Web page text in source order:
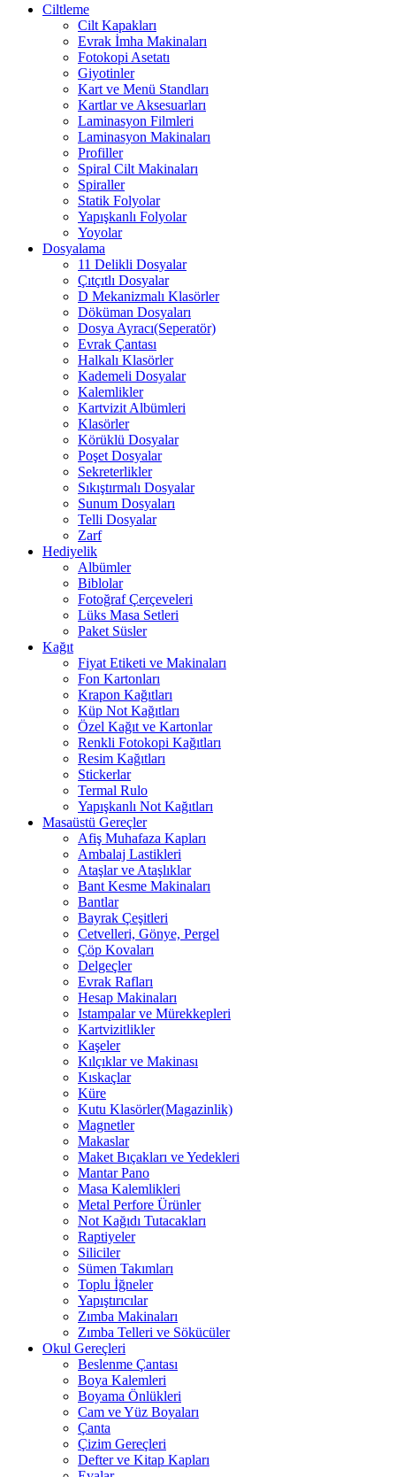
Ciltleme
Cilt Kapakları
Evrak İmha Makinaları
Fotokopi Asetatı
Giyotinler
Kart ve Menü Standları
Kartlar ve Aksesuarları
Laminasyon Filmleri
Laminasyon Makinaları
Profiller
Spiral Cilt Makinaları
Spiraller
Statik Folyolar
Yapışkanlı Folyolar
Yoyolar
Dosyalama
11 Delikli Dosyalar
Çıtçıtlı Dosyalar
D Mekanizmalı Klasörler
Döküman Dosyaları
Dosya Ayracı(Seperatör)
Evrak Çantası
Halkalı Klasörler
Kademeli Dosyalar
Kalemlikler
Kartvizit Albümleri
Klasörler
Körüklü Dosyalar
Poşet Dosyalar
Sekreterlikler
Sıkıştırmalı Dosyalar
Sunum Dosyaları
Telli Dosyalar
Zarf
Hediyelik
Albümler
Biblolar
Fotoğraf Çerçeveleri
Lüks Masa Setleri
Paket Süsler
Kağıt
Fiyat Etiketi ve Makinaları
Fon Kartonları
Krapon Kağıtları
Küp Not Kağıtları
Özel Kağıt ve Kartonlar
Renkli Fotokopi Kağıtları
Resim Kağıtları
Stickerlar
Termal Rulo
Yapışkanlı Not Kağıtları
Masaüstü Gereçler
Afiş Muhafaza Kapları
Ambalaj Lastikleri
Ataşlar ve Ataşlıklar
Bant Kesme Makinaları
Bantlar
Bayrak Çeşitleri
Cetvelleri, Gönye, Pergel
Çöp Kovaları
Delgeçler
Evrak Rafları
Hesap Makinaları
Istampalar ve Mürekkepleri
Kartvizitlikler
Kaşeler
Kılçıklar ve Makinası
Kıskaçlar
Küre
Kutu Klasörler(Magazinlik)
Magnetler
Makaslar
Maket Bıçakları ve Yedekleri
Mantar Pano
Masa Kalemlikleri
Metal Perfore Ürünler
Not Kağıdı Tutacakları
Raptiyeler
Siliciler
Sümen Takımları
Toplu İğneler
Yapıştırıcılar
Zımba Makinaları
Zımba Telleri ve Sökücüler
Okul Gereçleri
Beslenme Çantası
Boya Kalemleri
Boyama Önlükleri
Cam ve Yüz Boyaları
Çanta
Çizim Gereçleri
Defter ve Kitap Kapları